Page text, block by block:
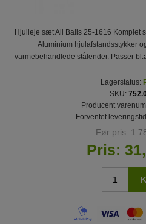
Hjulleje sæt All Balls 25-1616 Komplet
Aluminium hjulafstandsstykker
varmebehandlede stålender. Passer
Lagerstatus:
SKU:
Producent
Forventet
Før pris:
Pris: